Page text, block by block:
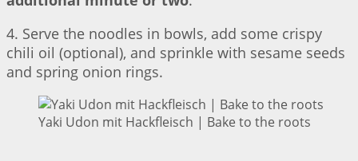
4. Serve the noodles in bowls, add some crispy
chili oil (optional), and sprinkle with sesame seeds
and spring onion rings.
Yaki Udon mit Hackfleisch | Bake to the roots